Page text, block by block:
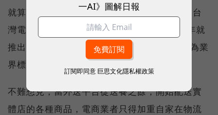
就算沒有外送平台加入戰局，搶快，原本就是台
灣電商的目標。電商業者PChome早在2007年就
推出24小時到貨服務，也使得「1日到貨」成為業
界標配。
不難想見，當外送平台從送餐之餘，開始配送實
體店的各種商品，電商業者只得加重自家在物流
一AI》圖解日報
訂閱即同意 巨思文化隱私權政策